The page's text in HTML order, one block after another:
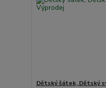
Dětský šátek, Dětský